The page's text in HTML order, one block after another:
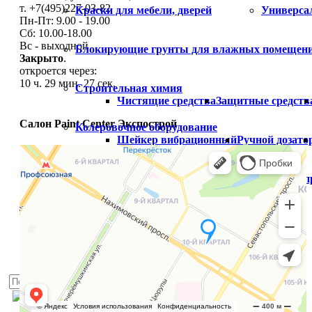
т. +7(495)227-03-82
Пн-Пт: 9.00 - 19.00
Сб: 10.00-18.00
Вс - выходной
Закрыто.
откроется через:
10 ч. 29 мин. 26 сек.
Салон Paint Center Экспострой
Краски для мебели, дверей
Блокирующие грунты для влажных
Строительная химия
Чистящие средстваЗащитные
Колеровочное оборудование
Шейкер вибрационныйРучной
Распродажа
Готовый цветРаспродажа краски